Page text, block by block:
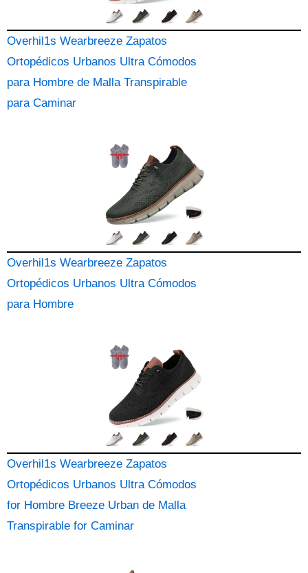
Overhil1s Wearbreeze Zapatos
Ortopédicos Urbanos Ultra Cómodos
para Hombre de Malla Transpirable
para Caminar
Overhil1s Wearbreeze Zapatos
Ortopédicos Urbanos Ultra Cómodos
para Hombre
Overhil1s Wearbreeze Zapatos
Ortopédicos Urbanos Ultra Cómodos
for Hombre Breeze Urban de Malla
Transpirable for Caminar